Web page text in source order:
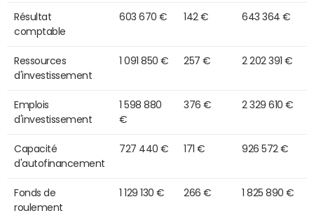
Résultat
comptable
603 670 € 142 € 643 364 €
Ressources
d'investissement
1 091 850 € 257 € 2 202 391 €
Emplois
d'investissement
1 598 880
€
376 € 2 329 610 €
Capacité
d'autofinancement
727 440 € 171 € 926 572 €
Fonds de
roulement
1 129 130 € 266 € 1 825 890 €